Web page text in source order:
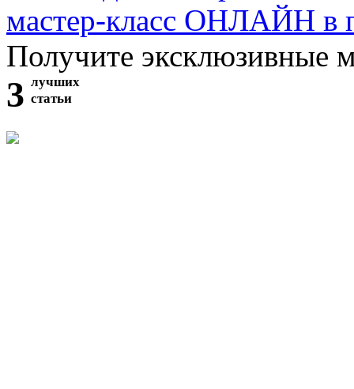
мастер-класс ОНЛАЙН в
Получите эксклюзивные
3 лучших
статьи